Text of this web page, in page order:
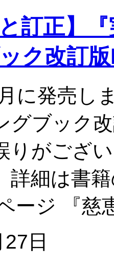
と訂正】
ク改訂
に発売し
グブック
りがござ
詳細は書
ージ 『
日